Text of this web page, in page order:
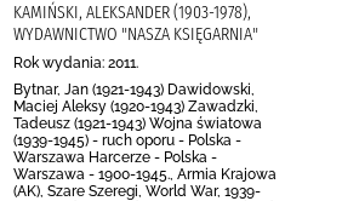
KAMIŃSKI, ALEKSANDER (1903-1978),
WYDAWNICTWO "NASZA KSIĘGARNIA"
Rok wydania: 2011.
Bytnar, Jan (1921-1943) Dawidowski,
Maciej Aleksy (1920-1943) Zawadzki,
Tadeusz (1921-1943) Wojna światowa
(1939-1945) - ruch oporu - Polska -
Warszawa Harcerze - Polska -
Warszawa - 1900-1945., Armia Krajowa
(AK), Szare Szeregi, World War, 1939-